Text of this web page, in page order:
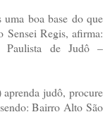
uma boa base do que
Sensei Regis, afirma:
Paulista de Judô –
judô, procure
Bairro Alto São